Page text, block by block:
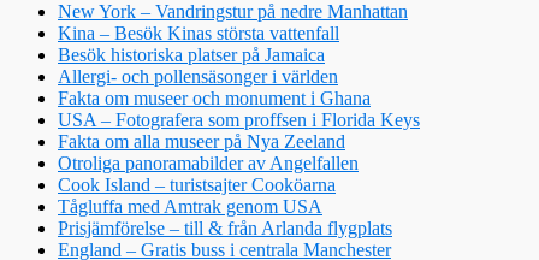
New York – Vandringstur på nedre Manhattan
Kina – Besök Kinas största vattenfall
Besök historiska platser på Jamaica
Allergi- och pollensäsonger i världen
Fakta om museer och monument i Ghana
USA – Fotografera som proffsen i Florida Keys
Fakta om alla museer på Nya Zeeland
Otroliga panoramabilder av Angelfallen
Cook Island – turistsajter Cooköarna
Tågluffa med Amtrak genom USA
Prisjämförelse – till & från Arlanda flygplats
England – Gratis buss i centrala Manchester